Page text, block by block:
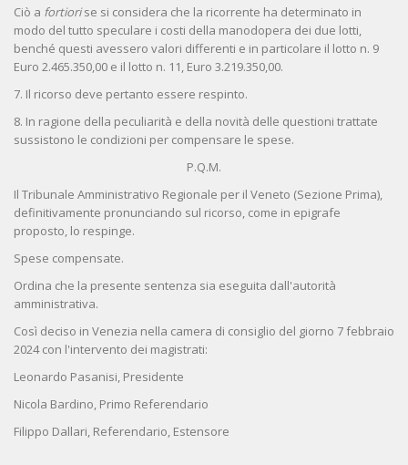
Ciò a fortiorise si considera che la ricorrente ha determinato in
modo del tutto speculare i costi della manodopera dei due lotti,
benché questi avessero valori differenti e in particolare il lotto n. 9
Euro 2.465.350,00 e il lotto n. 11, Euro 3.219.350,00.
7. Il ricorso deve pertanto essere respinto.
8. In ragione della peculiarità e della novità delle questioni trattate
sussistono le condizioni per compensare le spese.
P.Q.M.
Il Tribunale Amministrativo Regionale per il Veneto (Sezione Prima),
definitivamente pronunciando sul ricorso, come in epigrafe
proposto, lo respinge.
Spese compensate.
Ordina che la presente sentenza sia eseguita dall'autorità
amministrativa.
Così deciso in Venezia nella camera di consiglio del giorno 7 febbraio
2024 con l'intervento dei magistrati:
Leonardo Pasanisi, Presidente
Nicola Bardino, Primo Referendario
Filippo Dallari, Referendario, Estensore